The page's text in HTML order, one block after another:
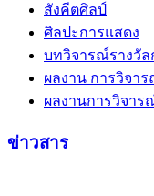
สังคีตศิลป์
ศิลปะการแสดง
บทวิจารณ์รางวั
ผลงาน การวิจา
ผลงานการวิจา
ข่าวสาร